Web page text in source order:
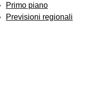
Primo piano
Previsioni regionali